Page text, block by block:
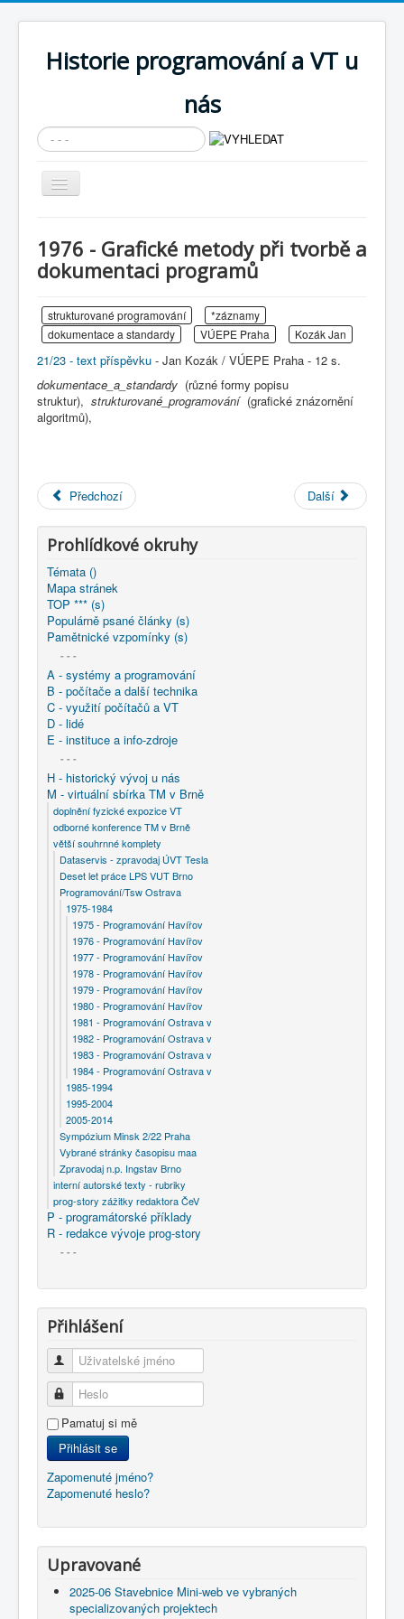
Historie programování a VT u
nás
Vyhledávání...
Přepnout
navigaci
Cíle expozice
Současnost SW a IT
Historické počítače
COBOL
Úvod
M - virtuální sbírka TM v Brně
větší souhrnné komplety
Programování/Tsw Ostrava
1976 - Programování Havířov
1976 - Grafické metody při tvorbě a dokumentaci
programů
1976 - Grafické metody při tvorbě a
dokumentaci programů
strukturované programování
*záznamy
dokumentace a standardy
VÚEPE Praha Kozák Jan
21/23 - text příspěvku - Jan Kozák / VÚEPE Praha - 12 s.
dokumentace_a_standardy (různé formy popisu
struktur), strukturované_programování(grafické znázornění
algoritmů),
Předchozí Další
Prohlídkové okruhy
Témata ()
Mapa stránek
TOP *** (s)
Populárně psané články (s)
Pamětnické vzpomínky (s)
- - -
A - systémy a programování
B - počítače a další technika
C - využití počítačů a VT
D - lidé
E - instituce a info-zdroje
- - -
H - historický vývoj u nás
M - virtuální sbírka TM v Brně
doplnění fyzické expozice VT
odborné konference TM v Brně
větší souhrnné komplety
Dataservis - zpravodaj ÚVT Tesla
Deset let práce LPS VUT Brno
Programování/Tsw Ostrava
1975-1984
1975 - Programování Havířov
1976 - Programování Havířov
1977 - Programování Havířov
1978 - Programování Havířov
1979 - Programování Havířov
1980 - Programování Havířov
1981 - Programování Ostrava v
1982 - Programování Ostrava v
1983 - Programování Ostrava v
1984 - Programování Ostrava v
1985-1994
1995-2004
2005-2014
Sympózium Minsk 2/22 Praha
Vybrané stránky časopisu maa
Zpravodaj n.p. Ingstav Brno
interní autorské texty - rubriky
prog-story zážitky redaktora ČeV
P - programátorské příklady
R - redakce vývoje prog-story
- - -
Přihlášení
Uživatelské jméno
Heslo
Pamatuj si mě
Přihlásit se
Zapomenuté jméno?
Zapomenuté heslo?
Upravované
2025-06 Stavebnice Mini-web ve vybraných
specializovaných projektech